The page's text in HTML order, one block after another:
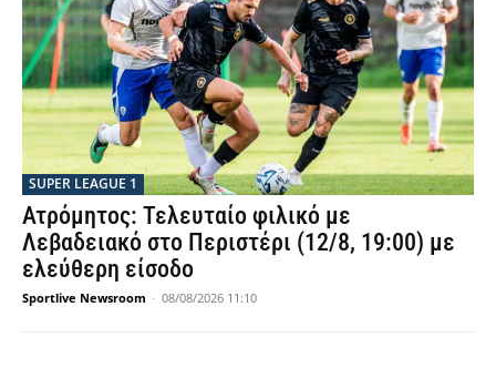
SUPER LEAGUE 1
Ατρόμητος: Τελευταίο φιλικό με
Λεβαδειακό στο Περιστέρι (12/8, 19:00) με
ελεύθερη είσοδο
Sportlive Newsroom - 08/08/2026 11:10